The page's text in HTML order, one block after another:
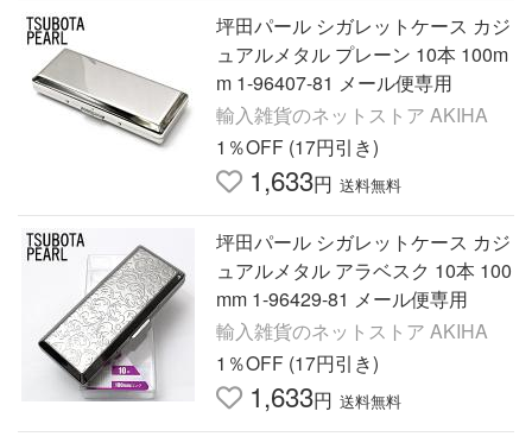
坪田パール シガレットケース カジ
ュアルメタル プレーン 10本 100m
m 1-96407-81 メール便専用
輸入雑貨のネットストア AKIHA
1％OFF (17円引き)
1,633円 送料無料
坪田パール シガレットケース カジ
ュアルメタル アラベスク 10本 100
mm 1-96429-81 メール便専用
輸入雑貨のネットストア AKIHA
1％OFF (17円引き)
1,633円 送料無料